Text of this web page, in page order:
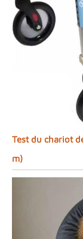
Test du chariot
m)